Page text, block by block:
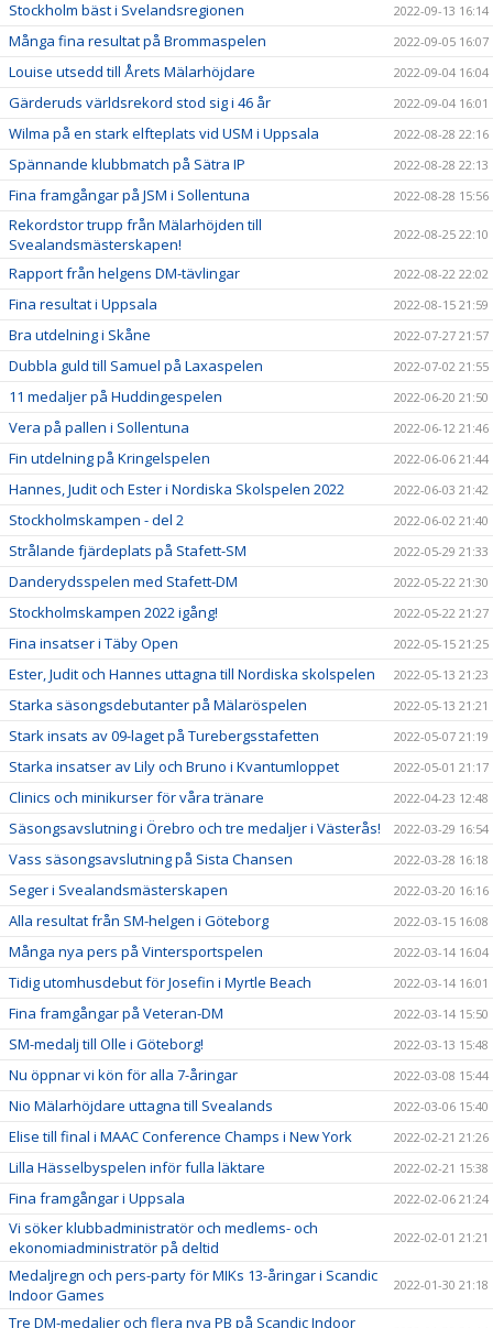
Stockholm bäst i Svelandsregionen 2022-09-13 16:14
Många fina resultat på Brommaspelen 2022-09-05 16:07
Louise utsedd till Årets Mälarhöjdare 2022-09-04 16:04
Gärderuds världsrekord stod sig i 46 år 2022-09-04 16:01
Wilma på en stark elfteplats vid USM i Uppsala 2022-08-28 22:16
Spännande klubbmatch på Sätra IP 2022-08-28 22:13
Fina framgångar på JSM i Sollentuna 2022-08-28 15:56
Rekordstor trupp från Mälarhöjden till
Svealandsmästerskapen!
2022-08-25 22:10
Rapport från helgens DM-tävlingar 2022-08-22 22:02
Fina resultat i Uppsala 2022-08-15 21:59
Bra utdelning i Skåne 2022-07-27 21:57
Dubbla guld till Samuel på Laxaspelen 2022-07-02 21:55
11 medaljer på Huddingespelen 2022-06-20 21:50
Vera på pallen i Sollentuna 2022-06-12 21:46
Fin utdelning på Kringelspelen 2022-06-06 21:44
Hannes, Judit och Ester i Nordiska Skolspelen 2022 2022-06-03 21:42
Stockholmskampen - del 2 2022-06-02 21:40
Strålande fjärdeplats på Stafett-SM 2022-05-29 21:33
Danderydsspelen med Stafett-DM 2022-05-22 21:30
Stockholmskampen 2022 igång! 2022-05-22 21:27
Fina insatser i Täby Open 2022-05-15 21:25
Ester, Judit och Hannes uttagna till Nordiska skolspelen 2022-05-13 21:23
Starka säsongsdebutanter på Mälaröspelen 2022-05-13 21:21
Stark insats av 09-laget på Turebergsstafetten 2022-05-07 21:19
Starka insatser av Lily och Bruno i Kvantumloppet 2022-05-01 21:17
Clinics och minikurser för våra tränare 2022-04-23 12:48
Säsongsavslutning i Örebro och tre medaljer i Västerås! 2022-03-29 16:54
Vass säsongsavslutning på Sista Chansen 2022-03-28 16:18
Seger i Svealandsmästerskapen 2022-03-20 16:16
Alla resultat från SM-helgen i Göteborg 2022-03-15 16:08
Många nya pers på Vintersportspelen 2022-03-14 16:04
Tidig utomhusdebut för Josefin i Myrtle Beach 2022-03-14 16:01
Fina framgångar på Veteran-DM 2022-03-14 15:50
SM-medalj till Olle i Göteborg! 2022-03-13 15:48
Nu öppnar vi kön för alla 7-åringar 2022-03-08 15:44
Nio Mälarhöjdare uttagna till Svealands 2022-03-06 15:40
Elise till final i MAAC Conference Champs i New York 2022-02-21 21:26
Lilla Hässelbyspelen inför fulla läktare 2022-02-21 15:38
Fina framgångar i Uppsala 2022-02-06 21:24
Vi söker klubbadministratör och medlems- och
ekonomiadministratör på deltid
2022-02-01 21:21
Medaljregn och pers-party för MIKs 13-åringar i Scandic
Indoor Games
2022-01-30 21:18
Tre DM-medaljer och flera nya PB på Scandic Indoor